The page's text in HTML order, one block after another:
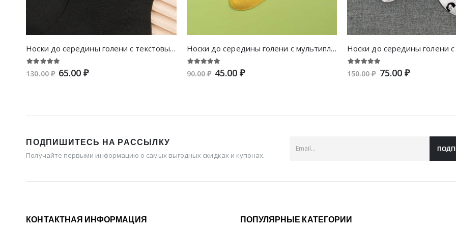
Носки до середины голени с текстовым принтом
130.00 ₽ 65.00 ₽
Носки до середины голени с мультипликационным узором
90.00 ₽ 45.00 ₽ 150.00 ₽ 75.00 ₽
ПОДПИШИТЕСЬ НА РАССЫЛКУ
Получайте первыми информацию о самых выгодных скидках и купонах.
КОНТАКТНАЯ ИНФОРМАЦИЯ ПОПУЛЯРНЫЕ КАТЕГОРИИ